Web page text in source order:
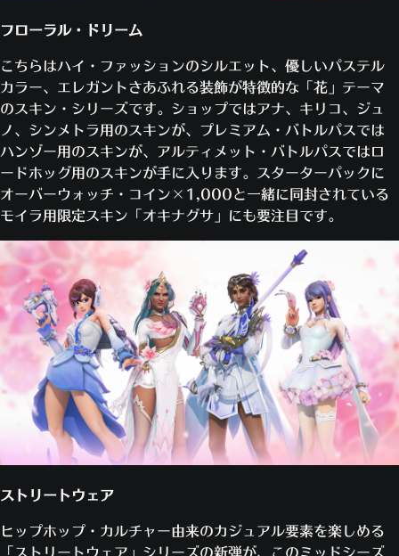
フローラル・ドリーム
こちらはハイ・ファッションのシルエット、優しいパステル
カラー、エレガントさあふれる装飾が特徴的な「花」テーマ
のスキン・シリーズです。ショップではアナ、キリコ、ジュ
ノ、シンメトラ用のスキンが、プレミアム・バトルパスでは
ハンゾー用のスキンが、アルティメット・バトルパスではロ
ードホッグ用のスキンが手に入ります。スターターパックに
オーバーウォッチ・コイン×1,000と一緒に同封されている
モイラ用限定スキン「オキナグサ」にも要注目です。
ストリートウェア
ヒップホップ・カルチャー由来のカジュアル要素を楽しめる
「ストリートウェア」シリーズの新弾が、このミッドシーズ